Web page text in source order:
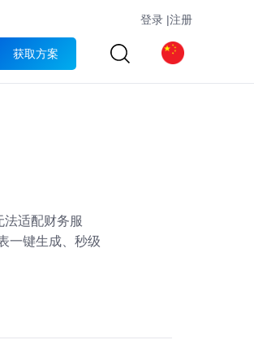
登录 |注册
获取方案
适配财务服
一键生成、秒级